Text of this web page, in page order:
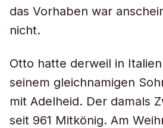
das Vorhaben war
nicht.
Otto hatte derweil in
seinem gleichnamigen
mit Adelheid. Der damals
seit 961 Mitkönig. Am